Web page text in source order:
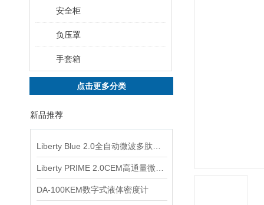
安全柜
负压罩
手套箱
点击更多分类
新品推荐
DA-100KEM数字式液体密度计